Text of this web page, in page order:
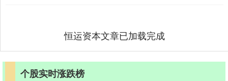
恒运资本文章已加载完成
个股实时涨跌榜